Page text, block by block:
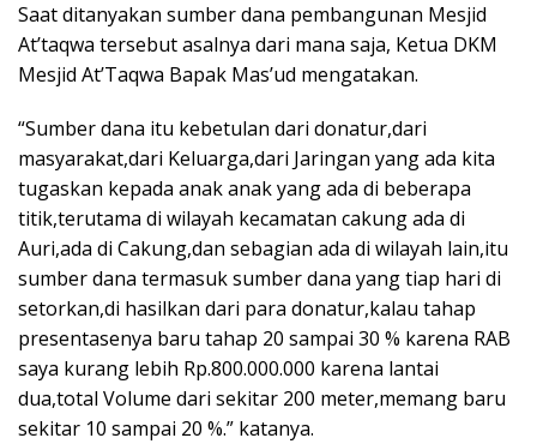
Saat ditanyakan sumber dana pembangunan Mesjid
At’taqwa tersebut asalnya dari mana saja, Ketua DKM
Mesjid At’Taqwa Bapak Mas’ud mengatakan.
“Sumber dana itu kebetulan dari donatur,dari
masyarakat,dari Keluarga,dari Jaringan yang ada kita
tugaskan kepada anak anak yang ada di beberapa
titik,terutama di wilayah kecamatan cakung ada di
Auri,ada di Cakung,dan sebagian ada di wilayah lain,itu
sumber dana termasuk sumber dana yang tiap hari di
setorkan,di hasilkan dari para donatur,kalau tahap
presentasenya baru tahap 20 sampai 30 % karena RAB
saya kurang lebih Rp.800.000.000 karena lantai
dua,total Volume dari sekitar 200 meter,memang baru
sekitar 10 sampai 20 %.” katanya.